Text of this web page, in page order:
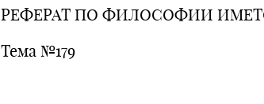
РЕФЕРАТ ПО ФИЛОСОФИИ
Тема №179